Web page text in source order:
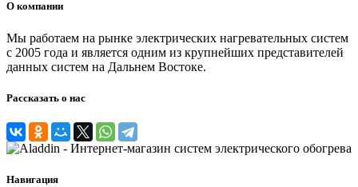
О компании
Мы работаем на рынке электрических нагревательных систем
с 2005 года и является одним из крупнейших представителей
данных систем на Дальнем Востоке.
Рассказать о нас
Навигация